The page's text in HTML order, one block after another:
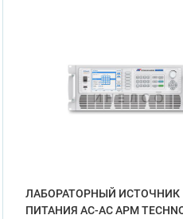
ЛАБОРАТОРНЫЙ ИСТОЧНИК
ПИТАНИЯ AC-AC APM